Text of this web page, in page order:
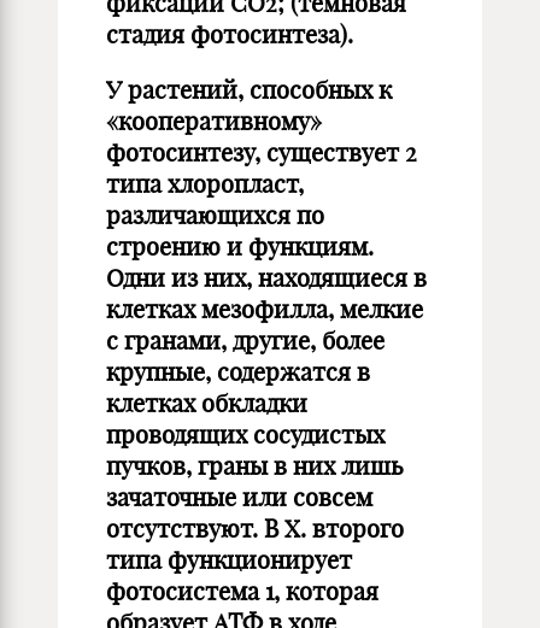
стадия фотосинтеза).
У растений, способных к
«кооперативному»
фотосинтезу, существует 2
типа хлоропласт,
различающихся по
строению и функциям.
Одни из них, находящиеся в
клетках мезофилла, мелкие
с гранами, другие, более
крупные, содержатся в
клетках обкладки
проводящих сосудистых
пучков, граны в них лишь
зачаточные или совсем
отсутствуют. В Х. второго
типа функционирует
фотосистема 1, которая